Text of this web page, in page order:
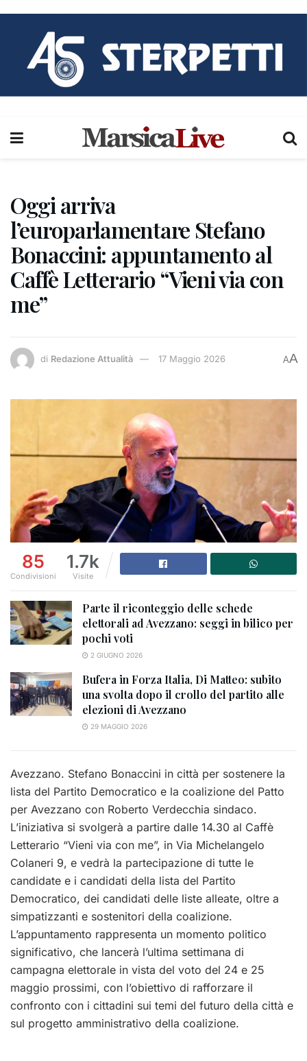
Oggi arriva
l’europarlamentare Stefano
Bonaccini: appuntamento al
Caffè Letterario “Vieni via con
me”
di Redazione Attualità 17 Maggio 2026 AA
85
Condivisioni
1.7k
Visite
Parte il riconteggio delle schede
elettorali ad Avezzano: seggi in bilico per
pochi voti
2 GIUGNO 2026
Bufera in Forza Italia, Di Matteo: subito
una svolta dopo il crollo del partito alle
elezioni di Avezzano
29 MAGGIO 2026
Avezzano. Stefano Bonaccini in città per sostenere la
lista del Partito Democratico e la coalizione del Patto
per Avezzano con Roberto Verdecchia sindaco.
L’iniziativa si svolgerà a partire dalle 14.30 al Caffè
Letterario “Vieni via con me”, in Via Michelangelo
Colaneri 9, e vedrà la partecipazione di tutte le
candidate e i candidati della lista del Partito
Democratico, dei candidati delle liste alleate, oltre a
simpatizzanti e sostenitori della coalizione.
L’appuntamento rappresenta un momento politico
significativo, che lancerà l’ultima settimana di
campagna elettorale in vista del voto del 24 e 25
maggio prossimi, con l’obiettivo di rafforzare il
confronto con i cittadini sui temi del futuro della città e
sul progetto amministrativo della coalizione.